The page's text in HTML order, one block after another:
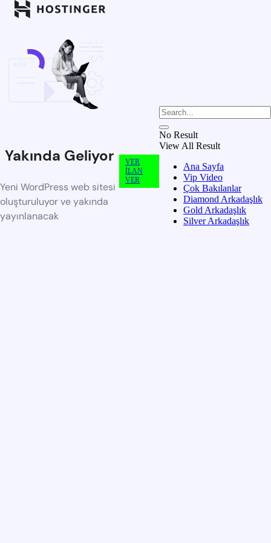
Yakında Geliyor
Yeni WordPress web sitesi
oluşturuluyor ve yakında
yayınlanacak
VER
İLAN
VER
No Result
View All Result
Ana Sayfa
Vip Video
Çok Bakılanlar
Diamond Arkadaşlık
Gold Arkadaşlık
Silver Arkadaşlık